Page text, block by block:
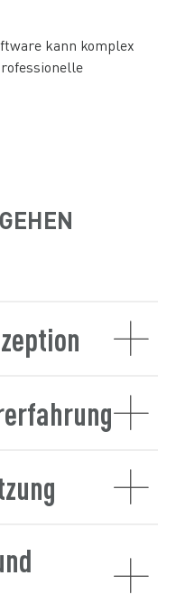
kann komplex